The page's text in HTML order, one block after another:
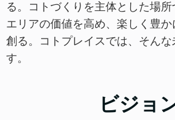
る。コトづくりを主体とした場所
エリアの価値を高め、楽しく豊
創る。コトプレイスでは、そんな
す。
ビジョ